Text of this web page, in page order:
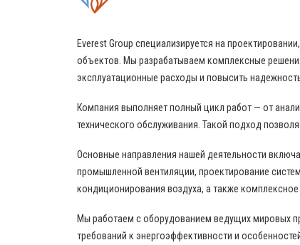
Everest Group специализируется на
объектов. Мы разрабатываем комплексные
эксплуатационные расходы и повысить
Компания выполняет полный цикл работ — от
технического обслуживания. Такой подход
Основные направления нашей деятельности
промышленной вентиляции, проектирование
кондиционирования воздуха, а также
Мы работаем с оборудованием ведущих мировых
требований к энергоэффективности и